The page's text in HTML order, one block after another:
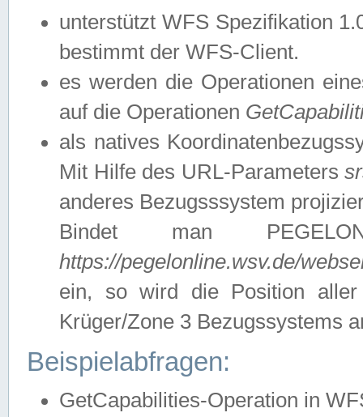
unterstützt WFS Spezifikation
bestimmt der WFS-Client.
es werden die Operationen
auf die Operationen
als natives
Mit Hilfe des URL-Parameters
anderes Bezugsssystem
Bindet man
https://pegelonline.wsv.de/
ein, so wird die Position
Krüger/Zone 3 Bezugssystems
Beispielabfragen:
GetCapabilities-Operation in